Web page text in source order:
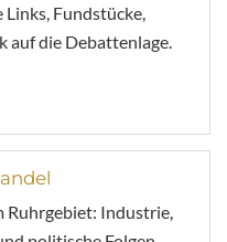
Fundstücke,
auf die Debattenlage.
Ruhrgebiet: Industrie,